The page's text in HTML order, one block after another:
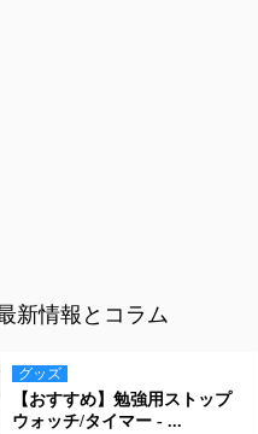
新情報とコラム
グッズ
【おすすめ】勉強用ストップ
ウォッチ/タイマー - ...